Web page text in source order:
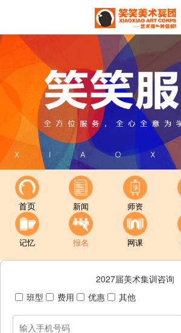
首页 新闻 师资
记忆 报名 网课
2027届美术集训咨询
班型
费用 优惠 其他